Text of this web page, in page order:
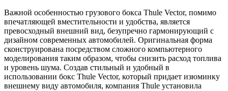
Важной особенностью грузового бокса Thule Vector, помимо
впечатляющей вместительности и удобства, является
превосходный внешний вид, безупречно гармонирующий с
дизайном современных автомобилей. Оригинальная форма
сконструирована посредством сложного компьютерного
моделирования таким образом, чтобы снизить расход топлива
и уровень шума. Создав стильный и удобный в
использовании бокс Thule Vector, который придает изюминку
внешнему виду автомобиля, компания Thule установила